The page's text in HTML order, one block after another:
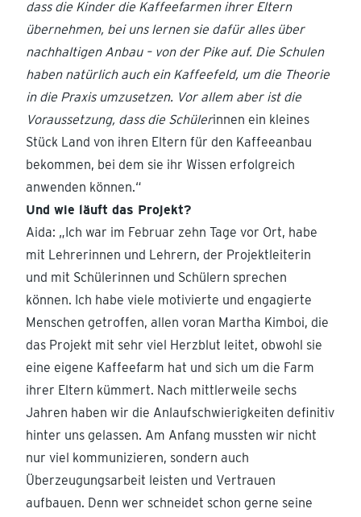
dass die Kinder die Kaffeefarmen ihrer Eltern
übernehmen, bei uns lernen sie dafür alles über
nachhaltigen Anbau – von der Pike auf. Die Schulen
haben natürlich auch ein Kaffeefeld, um die Theorie
in die Praxis umzusetzen. Vor allem aber ist die
Voraussetzung, dass die Schülerinnen ein kleines
Stück Land von ihren Eltern für den Kaffeeanbau
bekommen, bei dem sie ihr Wissen erfolgreich
anwenden können.“
Und wie läuft das Projekt?
Aida: „Ich war im Februar zehn Tage vor Ort, habe
mit Lehrerinnen und Lehrern, der Projektleiterin
und mit Schülerinnen und Schülern sprechen
können. Ich habe viele motivierte und engagierte
Menschen getroffen, allen voran Martha Kimboi, die
das Projekt mit sehr viel Herzblut leitet, obwohl sie
eine eigene Kaffeefarm hat und sich um die Farm
ihrer Eltern kümmert. Nach mittlerweile sechs
Jahren haben wir die Anlaufschwierigkeiten definitiv
hinter uns gelassen. Am Anfang mussten wir nicht
nur viel kommunizieren, sondern auch
Überzeugungsarbeit leisten und Vertrauen
aufbauen. Denn wer schneidet schon gerne seine